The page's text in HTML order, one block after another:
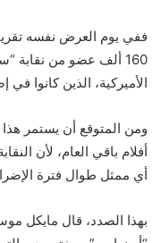
ففي يوم العرض نفسه
160 ألف عضو من نقابة
الأميركية، الذين كانوا
ومن المتوقع أن يستمر
أفلام باقي العام، لأن
أي ممثل طوال فترة
بهذا الصدد، قال مايكل